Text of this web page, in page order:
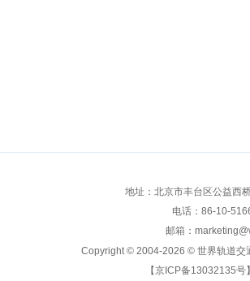
地址：北京市丰台区公益西
电话：86-10-
邮箱：
Copyright © 2004-2026 © 世界轨道交
【京ICP备13032135